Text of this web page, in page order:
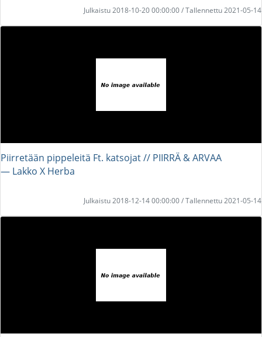
Julkaistu 2018-10-20 00:00:00 / Tallennettu 2021-05-14
Piirretään pippeleitä Ft. katsojat // PIIRRÄ & ARVAA
― Lakko X Herba
Julkaistu 2018-12-14 00:00:00 / Tallennettu 2021-05-14